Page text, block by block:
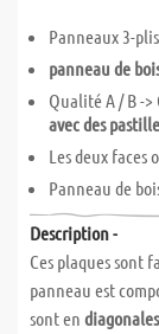
Panneaux 3-
panneau de
Qualité A / B ->
avec des
Les deux faces
Panneau de
Description -
Ces plaques sont
panneau est
sont en diagonales